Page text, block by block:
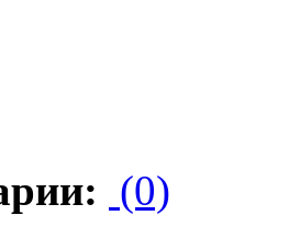
(0)